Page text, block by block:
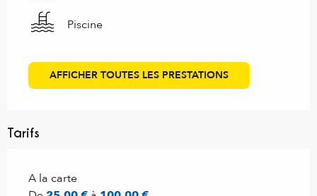
Piscine
AFFICHER TOUTES LES PRESTATIONS
Tarifs
Tarifs 2027
A la carte